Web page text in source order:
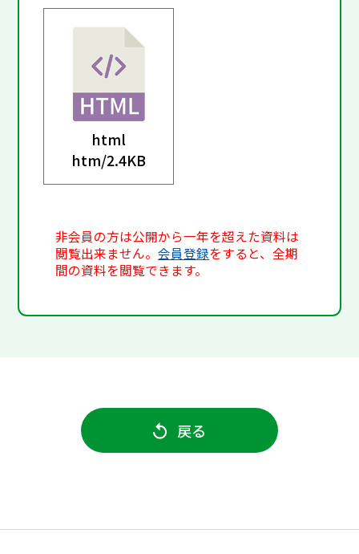
html
htm/2.4KB
非会員の方は公開から一年を超えた資料は
閲覧出来ません。会員登録をすると、全期
間の資料を閲覧できます。
戻る